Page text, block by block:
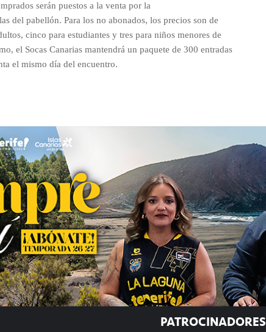
serán puestos a la venta por la
del pabellón. Para los no abonados, los precios son de
cinco para estudiantes y tres para niños menores de
el Socas Canarias mantendrá un paquete de 300 entradas
el mismo día del encuentro.
PATROCINADORES